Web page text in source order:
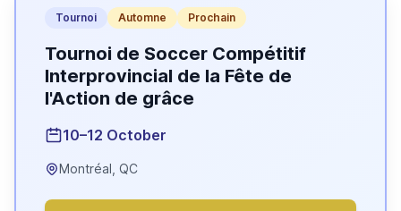
Tournoi Automne Prochain
Tournoi de Soccer Compétitif
Interprovincial de la Fête de
l'Action de grâce
10–12 October
Montréal, QC